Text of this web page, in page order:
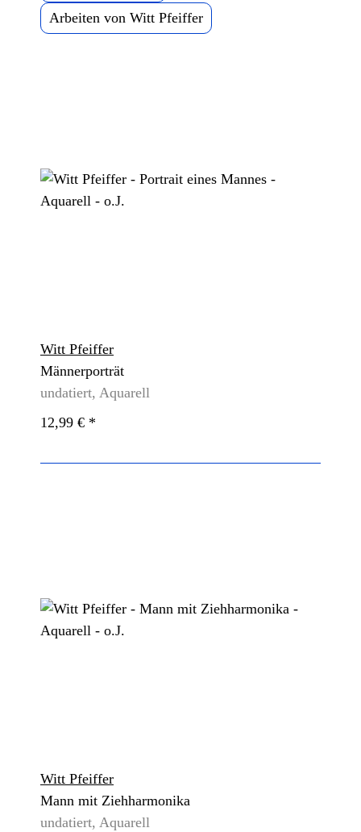
Arbeiten von Witt Pfeiffer
Witt Pfeiffer
Männerporträt
undatiert, Aquarell
12,99 € *
Witt Pfeiffer
Mann mit Ziehharmonika
undatiert, Aquarell